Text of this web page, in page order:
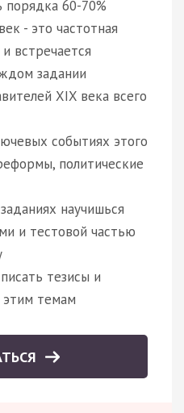
60-70%
- это частотная
встречается
задании
XIX века всего
событиях этого
политические
научишься
и тестовой частью
тезисы и
темам